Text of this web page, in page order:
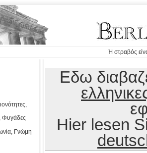
Ή στραβός
Φυγάδες
Γνώμη
Εδω
Hier lesen